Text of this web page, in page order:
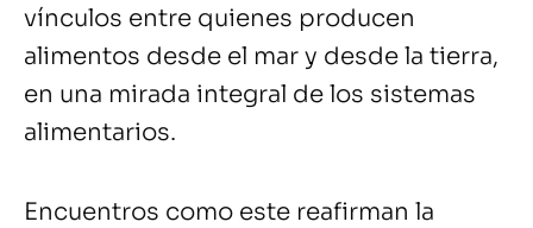
vínculos entre quienes producen
alimentos desde el mar y desde la tierra,
en una mirada integral de los sistemas
alimentarios.
Encuentros como este reafirman la